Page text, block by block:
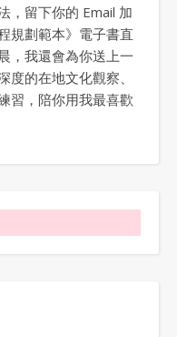
，留下你的 Email 加
規劃範本》電子書直
，我還會為你送上一
的在地文化觀察、
習，陪你用我最喜歡